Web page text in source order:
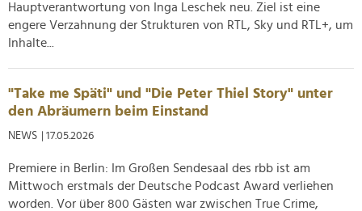
Hauptverantwortung von Inga Leschek neu. Ziel ist eine
engere Verzahnung der Strukturen von RTL, Sky und RTL+, um
Inhalte...
"Take me Späti" und "Die Peter Thiel Story" unter
den Abräumern beim Einstand
NEWS | 17.05.2026
Premiere in Berlin: Im Großen Sendesaal des rbb ist am
Mittwoch erstmals der Deutsche Podcast Award verliehen
worden. Vor über 800 Gästen war zwischen True Crime,